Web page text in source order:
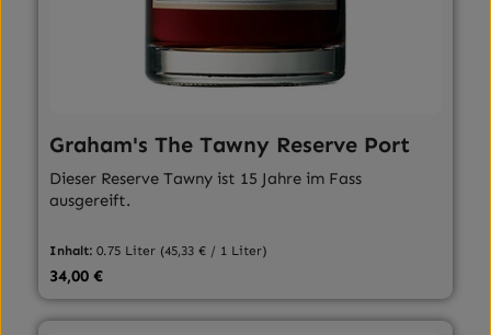
Graham's The Tawny Reserve Port
Dieser Reserve Tawny ist 15 Jahre im Fass
ausgereift.
Inhalt:0.75 Liter (45,33 € / 1 Liter)
Regulärer Preis:
34,00 €